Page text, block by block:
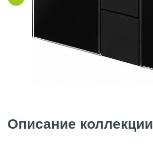
Описание коллекции